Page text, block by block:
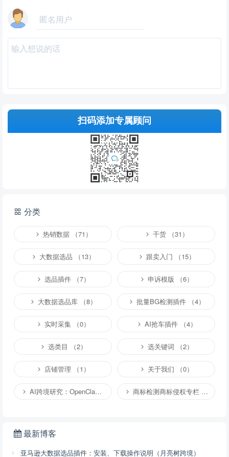
说明：请文明发言，共建和谐网络，您的个人信息不会被公开显示。
扫码添加专属顾问
分类
热销数据 （71） 干货 （31）
大数据选品 （13） 跟卖入门 （15）
选品插件 （7） 申诉模版 （6）
大数据选品库 （8） 批量BG检测插件 （4）
实时采集 （0） AI抢车插件 （4）
选类目 （2） 选关键词 （2）
店铺管理 （1） 关于我们 （0）
AI跨境研究：OpenClaw小龙虾等应用 （2） 商标检测商标侵权专栏 （1）
最新博客
亚马逊大数据选品插件：安装、下载操作说明（月亮树跨境）